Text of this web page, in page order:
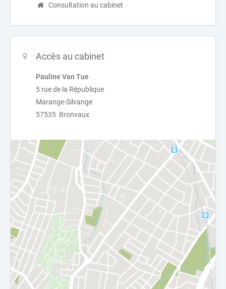
Consultation au cabinet
Accès au cabinet
Pauline Van Tue
5 rue de la République
Marange-Silvange
57535 Bronvaux